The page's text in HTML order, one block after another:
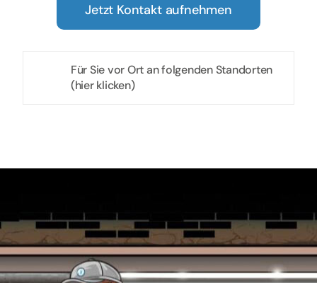
Jetzt Kontakt aufnehmen
Für Sie vor Ort an folgenden Standorten
(hier klicken)